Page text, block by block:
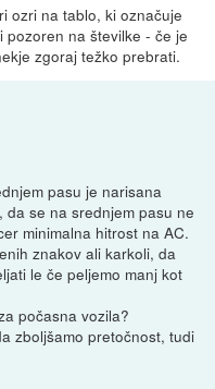
ozri na tablo, ki označuje
na številke - če je
zgoraj težko prebrati.
pasu je narisana
da se na srednjem pasu ne
minimalna hitrost na AC.
znakov ali karkoli, da
le če peljemo manj kot
počasna vozila?
zboljšamo pretočnost, tudi